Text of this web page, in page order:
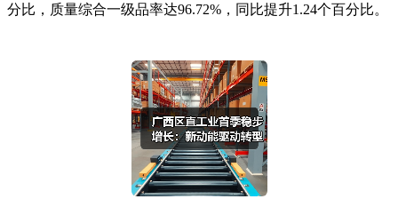
分比，质量综合一级品率达96.72%，同比提升1.24个百分比。